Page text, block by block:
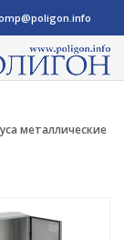
металлические